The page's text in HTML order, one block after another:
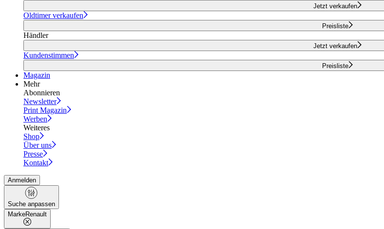
Jetzt verkaufen
Oldtimer verkaufen
Preisliste
Händler
Jetzt verkaufen
Kundenstimmen
Preisliste
Magazin
Mehr
Abonnieren
Newsletter
Print Magazin
Werben
Weiteres
Shop
Über uns
Presse
Kontakt
Anmelden
Suche anpassen
MarkeRenault